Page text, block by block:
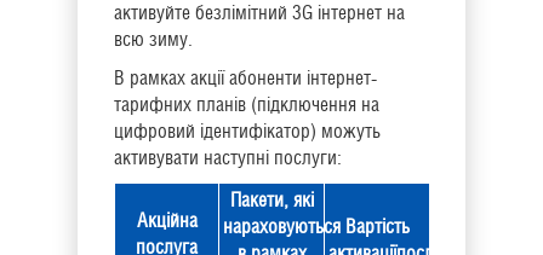
активуйте безлімітний 3G інтернет на
всю зиму.
В рамках акції абоненти інтернет-
тарифних планів (підключення на
цифровий ідентифікатор) можуть
активувати наступні послуги:
Акційна
послуга
Пакети, які
нараховуються Вартість